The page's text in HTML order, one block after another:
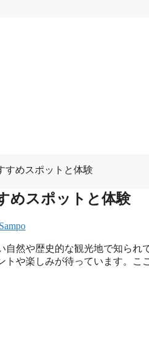
すめスポットと体験
めスポットと体験
自然や歴史的な観光地で知ら
トや楽しみが待っています。